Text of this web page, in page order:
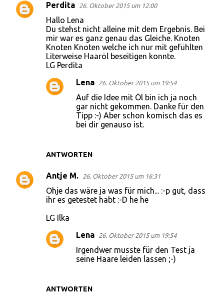
K
Perdita 26. Oktober 2015 um 12:00
Hallo Lena
Du stehst nicht alleine mit dem Ergebnis. Bei
mir war es ganz genau das Gleiche. Knoten
Knoten Knoten welche ich nur mit gefühlten
Literweise Haaröl beseitigen konnte.
LG Perdita
ANTWORTEN
Lena 26. Oktober 2015 um 19:54
Auf die Idee mit Öl bin ich ja noch
gar nicht gekommen. Danke für den
Tipp :-) Aber schon komisch das es
bei dir genauso ist.
Antje M. 26. Oktober 2015 um 16:31
Ohje das wäre ja was für mich... :-p gut, dass
ihr es getestet habt :-D he he
LG Ilka
ANTWORTEN
Lena 26. Oktober 2015 um 19:54
Irgendwer musste für den Test ja
seine Haare leiden lassen ;-)